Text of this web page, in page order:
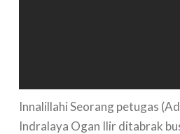
Innalillahi Seorang petugas
Indralaya Ogan Ilir ditabrak